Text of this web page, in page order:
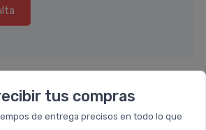
tus compras
de entrega precisos en todo lo que
te recomendamos...